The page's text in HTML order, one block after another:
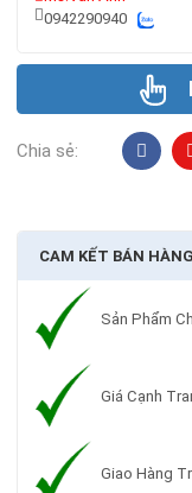
0942290940
Chia sẻ:
CAM KẾT BÁN HÀNG
Sản Phẩm
Giá Cạnh
Giao Hàng